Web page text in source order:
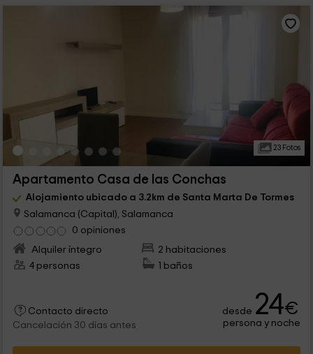
23 Fotos
Apartamento Casa de las Conchas
Alojamiento ubicado a 3.2km de Santa Marta De Tormes
Salamanca (Capital), Salamanca
0 opiniones
Alquiler íntegro
2 habitaciones
4 personas
1 baños
Contacto directo
Cancelación 30 días antes
desde 24€
persona y noche